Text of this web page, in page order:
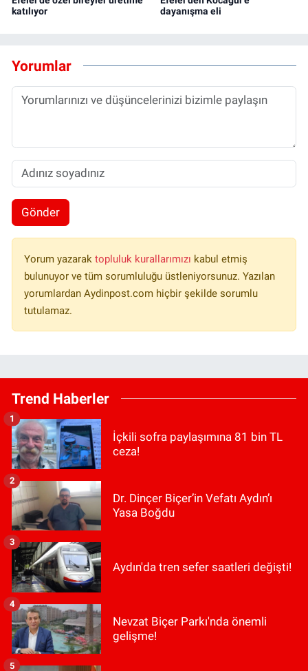
katılıyor
dayanışma eli
Yorumlar
Gönder
Yorum yazarak topluluk kurallarımızı kabul etmiş
bulunuyor ve tüm sorumluluğu üstleniyorsunuz. Yazılan
yorumlardan Aydinpost.com hiçbir şekilde sorumlu
tutulamaz.
Trend Haberler
İçkili sofra paylaşımına 81 bin TL
ceza!
1
Dr. Dinçer Biçer’in Vefatı Aydın’ı
Yasa Boğdu
2
Aydın'da tren sefer saatleri değişti!
3
Nevzat Biçer Parkı'nda önemli
gelişme!
4
5